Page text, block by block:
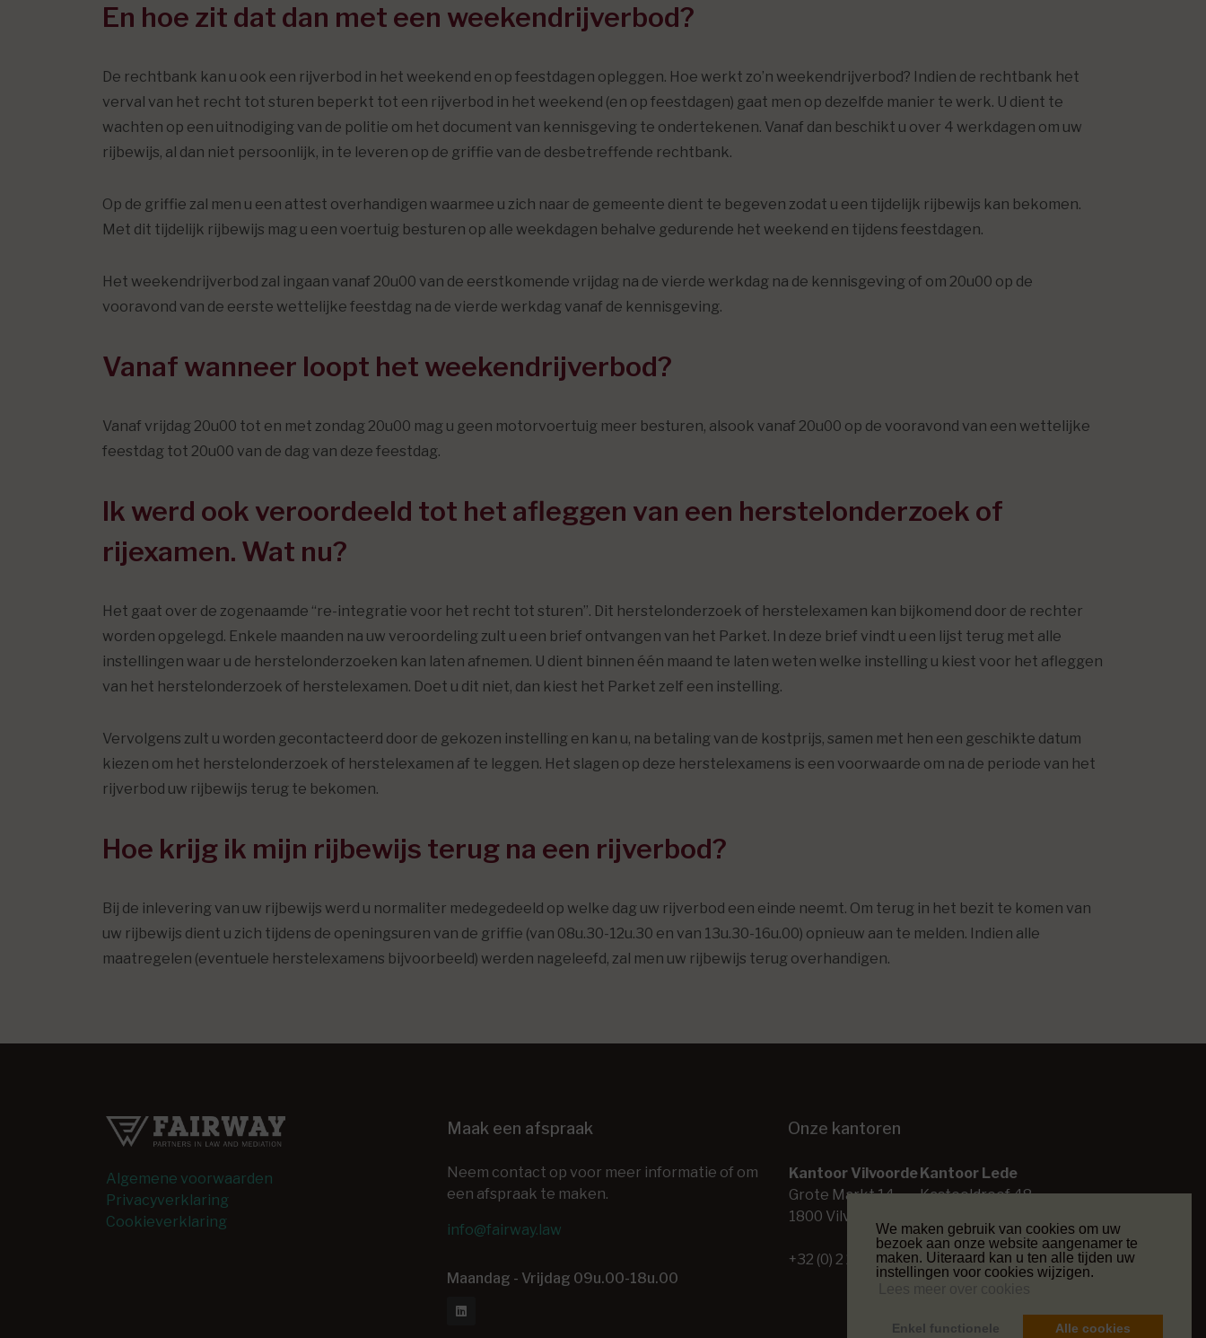
We maken gebruik van cookies om uw
bezoek aan onze website aangenamer te
maken. Uiteraard kan u ten alle tijden uw
instellingen voor cookies wijzigen.
Enkel functionele
Alle cookies
En hoe zit dat dan met een weekendrijverbod?
De rechtbank kan u ook een rijverbod in het weekend en op feestdagen opleggen. Hoe werkt zo’n weekendrijverbod? Indien de rechtbank het
verval van het recht tot sturen beperkt tot een rijverbod in het weekend (en op feestdagen) gaat men op dezelfde manier te werk. U dient te
wachten op een uitnodiging van de politie om het document van kennisgeving te ondertekenen. Vanaf dan beschikt u over 4 werkdagen om uw
rijbewijs, al dan niet persoonlijk, in te leveren op de griffie van de desbetreffende rechtbank.
Op de griffie zal men u een attest overhandigen waarmee u zich naar de gemeente dient te begeven zodat u een tijdelijk rijbewijs kan bekomen.
Met dit tijdelijk rijbewijs mag u een voertuig besturen op alle weekdagen behalve gedurende het weekend en tijdens feestdagen.
Het weekendrijverbod zal ingaan vanaf 20u00 van de eerstkomende vrijdag na de vierde werkdag na de kennisgeving of om 20u00 op de
vooravond van de eerste wettelijke feestdag na de vierde werkdag vanaf de kennisgeving.
Vanaf wanneer loopt het weekendrijverbod?
Vanaf vrijdag 20u00 tot en met zondag 20u00 mag u geen motorvoertuig meer besturen, alsook vanaf 20u00 op de vooravond van een wettelijke
feestdag tot 20u00 van de dag van deze feestdag.
Ik werd ook veroordeeld tot het afleggen van een herstelonderzoek of
rijexamen. Wat nu?
Het gaat over de zogenaamde “re-integratie voor het recht tot sturen”. Dit herstelonderzoek of herstelexamen kan bijkomend door de rechter
worden opgelegd. Enkele maanden na uw veroordeling zult u een brief ontvangen van het Parket. In deze brief vindt u een lijst terug met alle
instellingen waar u de herstelonderzoeken kan laten afnemen. U dient binnen één maand te laten weten welke instelling u kiest voor het afleggen
van het herstelonderzoek of herstelexamen. Doet u dit niet, dan kiest het Parket zelf een instelling.
Vervolgens zult u worden gecontacteerd door de gekozen instelling en kan u, na betaling van de kostprijs, samen met hen een geschikte datum
kiezen om het herstelonderzoek of herstelexamen af te leggen. Het slagen op deze herstelexamens is een voorwaarde om na de periode van het
rijverbod uw rijbewijs terug te bekomen.
Hoe krijg ik mijn rijbewijs terug na een rijverbod?
Bij de inlevering van uw rijbewijs werd u normaliter medegedeeld op welke dag uw rijverbod een einde neemt. Om terug in het bezit te komen van
uw rijbewijs dient u zich tijdens de openingsuren van de griffie (van 08u.30-12u.30 en van 13u.30-16u.00) opnieuw aan te melden. Indien alle
maatregelen (eventuele herstelexamens bijvoorbeeld) werden nageleefd, zal men uw rijbewijs terug overhandigen.
Algemene voorwaarden
Privacyverklaring
Cookieverklaring
Maak een afspraak
Neem contact op voor meer informatie of om
een afspraak te maken.
info@fairway.law
Maandag - Vrijdag 09u.00-18u.00
Onze kantoren
Kantoor Vilvoorde
Grote Markt 14
1800 Vilvoorde
+32 (0) 2 253 26 00
Kantoor Lede
Kasteeldreef 48
+32 (0) 53 80 45 70